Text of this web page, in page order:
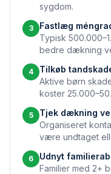
sygdom.
3
Fastlæg
Typisk
bedre dækning
4
Tilkøb
Aktive børn
koster
5
Tjek dækning
Organiseret
være undtaget
6
Udnyt
Familier med 2+